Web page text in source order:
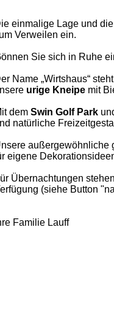
einmalige Lage und
Verweilen ein.
Sie sich in Ruhe
Name „Wirtshaus“
urige Kneipe mit
dem Swin Golf Park
natürliche
außergewöhnliche
eigene
Übernachtungen
(siehe Button
Familie Lauff